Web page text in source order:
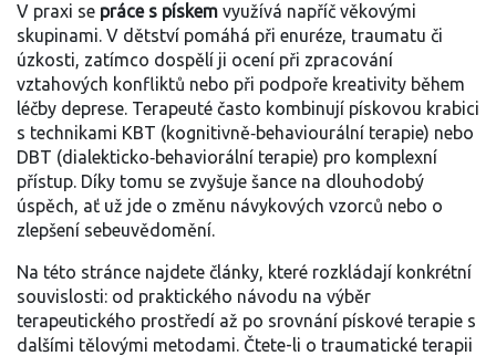
V praxi se práce s pískem využívá napříč věkovými
skupinami. V dětství pomáhá při enuréze, traumatu či
úzkosti, zatímco dospělí ji ocení při zpracování
vztahových konfliktů nebo při podpoře kreativity během
léčby deprese. Terapeuté často kombinují pískovou krabici
s technikami KBT (kognitivně‑behaviourální terapie) nebo
DBT (dialekticko‑behaviorální terapie) pro komplexní
přístup. Díky tomu se zvyšuje šance na dlouhodobý
úspěch, ať už jde o změnu návykových vzorců nebo o
zlepšení sebeuvědomění.
Na této stránce najdete články, které rozkládají konkrétní
souvislosti: od praktického návodu na výběr
terapeutického prostředí až po srovnání pískové terapie s
dalšími tělovými metodami. Čtete-li o traumatické terapii